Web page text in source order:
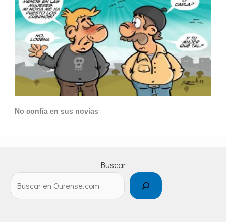
No confía en sus novias
Buscar